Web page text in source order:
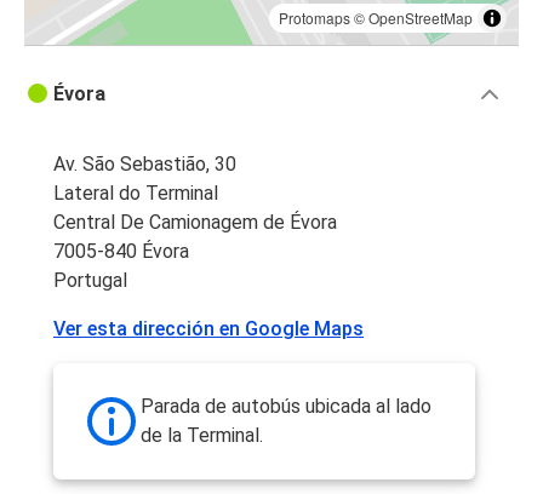
Protomaps©OpenStreetMap
Évora
Av. São Sebastião, 30
Lateral do Terminal
Central De Camionagem de Évora
7005-840 Évora
Portugal
Ver esta dirección en Google Maps
Parada de autobús ubicada al lado
de la Terminal.